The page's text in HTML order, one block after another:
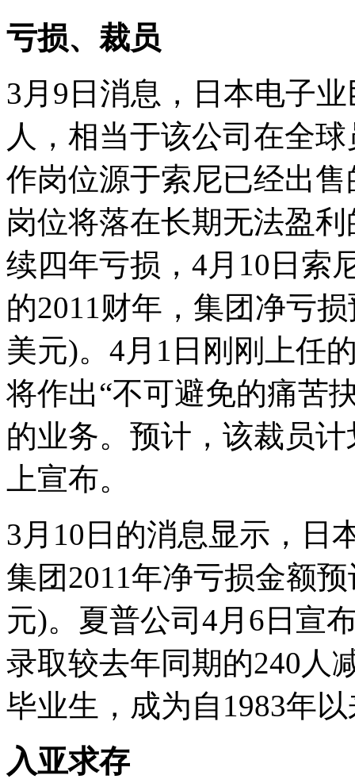
亏损、裁员
3月9日消息，日本电子
人，相当于该公司在全
作岗位源于索尼已经出
岗位将落在长期无法盈
续四年亏损，4月10日索
的2011财年，集团净亏
美元)。4月1日刚刚上任
将作出“不可避免的痛苦
的业务。预计，该裁员
上宣布。
3月10日的消息显示，日
集团2011年净亏损金额
元)。夏普公司4月6日宣
录取较去年同期的240人
毕业生，成为自1983年
入亚求存